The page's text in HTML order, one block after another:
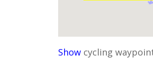
Show cycling